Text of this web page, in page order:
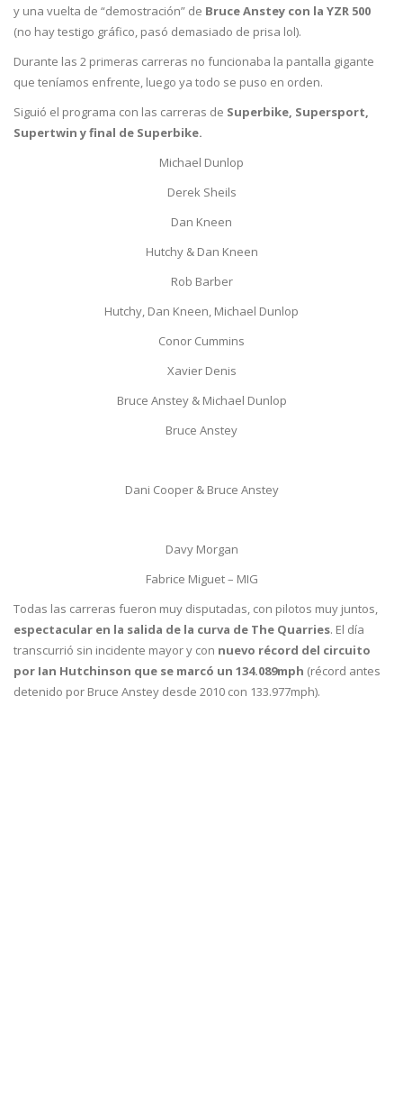
y una vuelta de “demostración” de Bruce Anstey con la YZR 500
(no hay testigo gráfico, pasó demasiado de prisa lol).
Durante las 2 primeras carreras no funcionaba la pantalla gigante
que teníamos enfrente, luego ya todo se puso en orden.
Siguió el programa con las carreras de Superbike, Supersport,
Supertwin y final de Superbike.
Michael Dunlop
Derek Sheils
Dan Kneen
Hutchy & Dan Kneen
Rob Barber
Hutchy, Dan Kneen, Michael Dunlop
Conor Cummins
Xavier Denis
Bruce Anstey & Michael Dunlop
Bruce Anstey
Dani Cooper & Bruce Anstey
Davy Morgan
Fabrice Miguet – MIG
Todas las carreras fueron muy disputadas, con pilotos muy juntos,
espectacular en la salida de la curva de The Quarries. El día
transcurrió sin incidente mayor y con nuevo récord del circuito
por Ian Hutchinson que se marcó un 134.089mph (récord antes
detenido por Bruce Anstey desde 2010 con 133.977mph).